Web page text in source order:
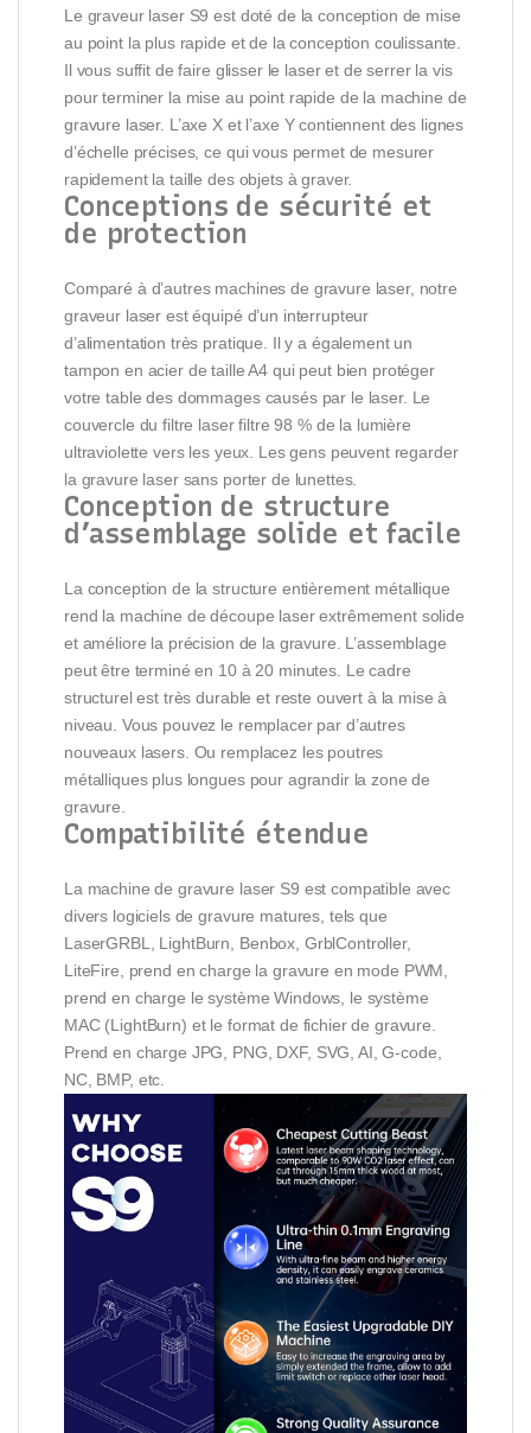
Le graveur laser S9 est doté de la conception de mise
au point la plus rapide et de la conception coulissante.
Il vous suffit de faire glisser le laser et de serrer la vis
pour terminer la mise au point rapide de la machine de
gravure laser. L’axe X et l’axe Y contiennent des lignes
d’échelle précises, ce qui vous permet de mesurer
rapidement la taille des objets à graver.
Conceptions de sécurité et
de protection
Comparé à d’autres machines de gravure laser, notre
graveur laser est équipé d’un interrupteur
d’alimentation très pratique. Il y a également un
tampon en acier de taille A4 qui peut bien protéger
votre table des dommages causés par le laser. Le
couvercle du filtre laser filtre 98 % de la lumière
ultraviolette vers les yeux. Les gens peuvent regarder
la gravure laser sans porter de lunettes.
Conception de structure
d’assemblage solide et facile
La conception de la structure entièrement métallique
rend la machine de découpe laser extrêmement solide
et améliore la précision de la gravure. L’assemblage
peut être terminé en 10 à 20 minutes. Le cadre
structurel est très durable et reste ouvert à la mise à
niveau. Vous pouvez le remplacer par d’autres
nouveaux lasers. Ou remplacez les poutres
métalliques plus longues pour agrandir la zone de
gravure.
Compatibilité étendue
La machine de gravure laser S9 est compatible avec
divers logiciels de gravure matures, tels que
LaserGRBL, LightBurn, Benbox, GrblController,
LiteFire, prend en charge la gravure en mode PWM,
prend en charge le système Windows, le système
MAC (LightBurn) et le format de fichier de gravure.
Prend en charge JPG, PNG, DXF, SVG, AI, G-code,
NC, BMP, etc.